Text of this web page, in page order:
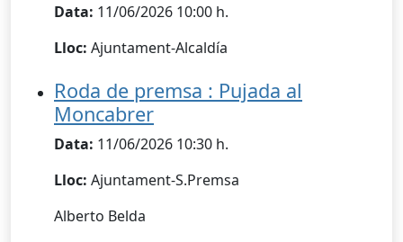
Data: 11/06/2026 10:00 h.
Lloc: Ajuntament-Alcaldía
Roda de premsa : Pujada al
Moncabrer
Data: 11/06/2026 10:30 h.
Lloc: Ajuntament-S.Premsa
Alberto Belda